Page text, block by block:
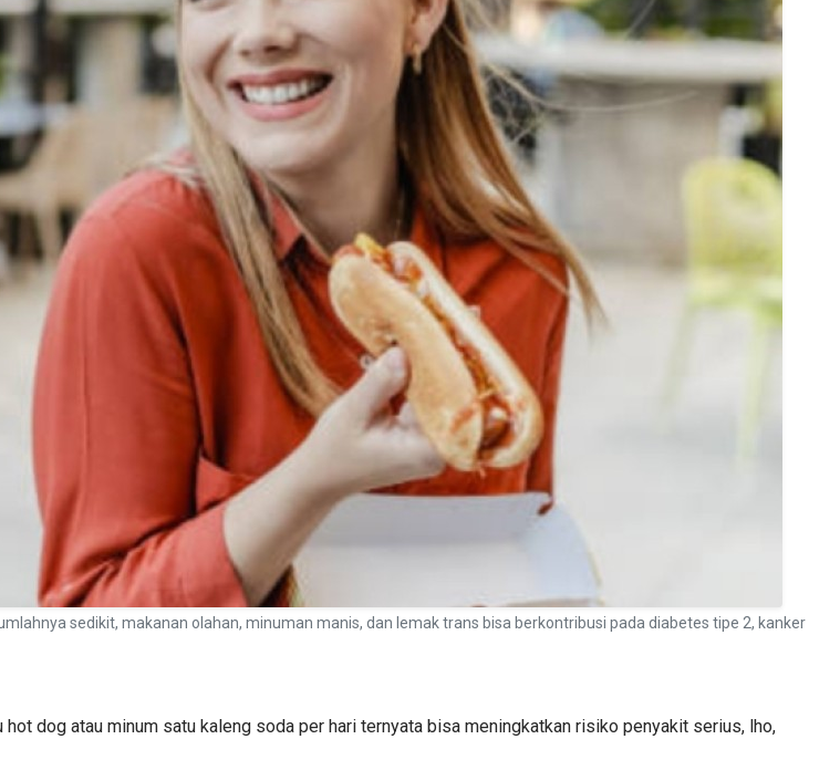
sedikit, makanan olahan, minuman manis, dan lemak trans bisa berkontribusi pada diabetes tipe 2, kanker
dog atau minum satu kaleng soda per hari ternyata bisa meningkatkan risiko penyakit serius, lho,